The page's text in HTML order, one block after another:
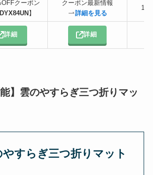
クーポン
】
クーポン最新情報
詳細を見る
詳細 詳細
能】雲のやすらぎ三つ折りマッ
やすらぎ三つ折りマット